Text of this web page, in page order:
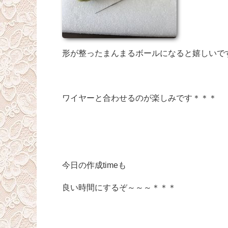
形が整ったまんまるボールになると嬉しいで
ワイヤーと合わせるのが楽しみです＊＊＊
今日の作成timeも
良い時間にするぞ～～～＊＊＊